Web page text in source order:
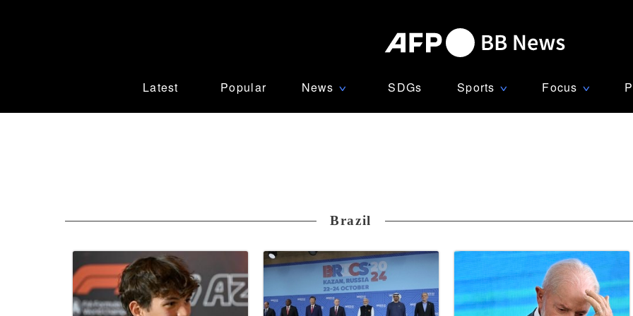
Latest Popular News ∨ SDGs Sports ∨ Focus ∨
Brazil